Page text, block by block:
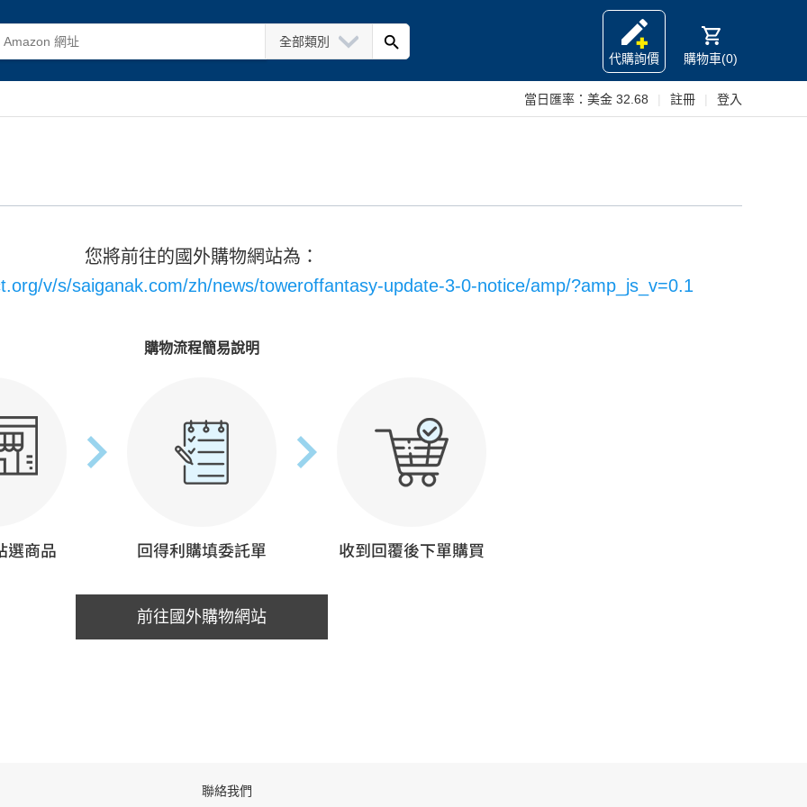
全部類別
代購詢價
購物車(0)
當日匯率： 美金 32.68 註冊 登入
您將前往的國外購物網站為：
v/s/saiganak.com/zh/news/toweroffantasy-update-3-0-notice/amp/?amp_js_v=0.1
購物流程簡易說明
前往國外購物網站
聯絡我們